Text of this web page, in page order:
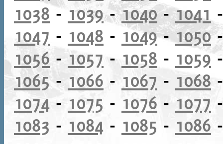
1038 - 1039-1040-1041
1047 - 1048 - 1049-1050
1056 -1057 - 1058 - 1059
1065- 1066 - 1067 - 1068
1074 - 1075 - 1076 - 1077
1083 - 1084 - 1085 - 1086